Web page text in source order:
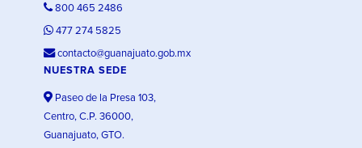
800 465 2486
477 274 5825
contacto@guanajuato.gob.mx
NUESTRA SEDE
Paseo de la Presa 103,
Centro, C.P. 36000,
Guanajuato, GTO.